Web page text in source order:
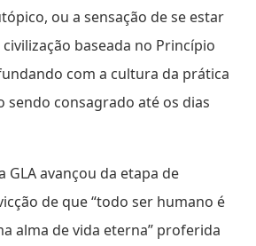
ou a sensação de se estar
baseada no Princípio
com a cultura da prática
sendo consagrado até os dias
GLA avançou da etapa de
de que “todo ser humano é
alma de vida eterna” proferida